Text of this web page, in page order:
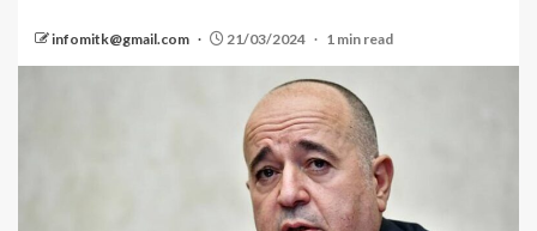
infomitk@gmail.com 21/03/2024 1 min read